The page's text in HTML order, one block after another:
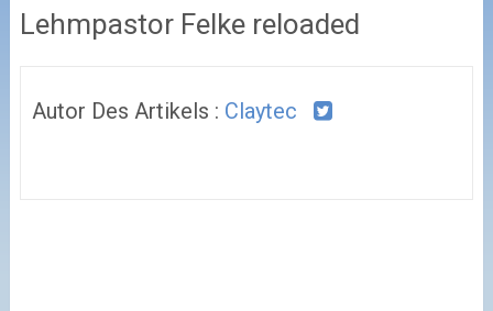
Lehmpastor Felke reloaded
Autor Des Artikels : Claytec